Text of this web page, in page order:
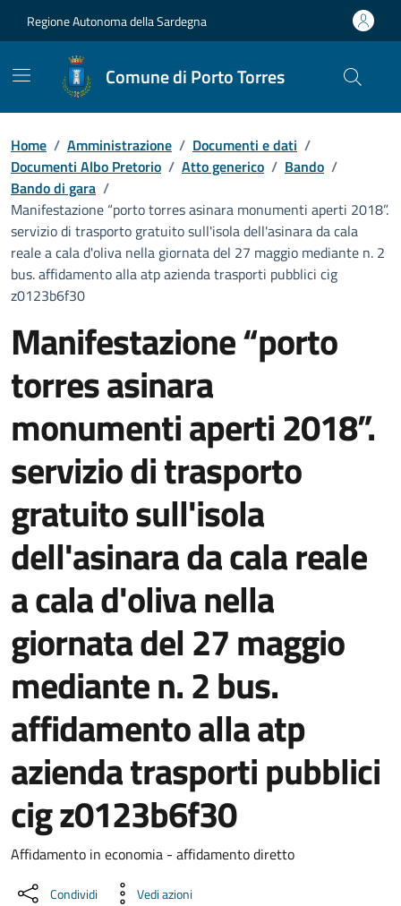
Regione Autonoma della Sardegna
Comune di Porto Torres
Home / Amministrazione / Documenti e dati /
Documenti Albo Pretorio / Atto generico / Bando /
Bando di gara /
Manifestazione “porto torres asinara monumenti aperti 2018”.
servizio di trasporto gratuito sull'isola dell'asinara da cala
reale a cala d'oliva nella giornata del 27 maggio mediante n. 2
bus. affidamento alla atp azienda trasporti pubblici cig
z0123b6f30
Manifestazione “porto
torres asinara
monumenti aperti 2018”.
servizio di trasporto
gratuito sull'isola
dell'asinara da cala reale
a cala d'oliva nella
giornata del 27 maggio
mediante n. 2 bus.
affidamento alla atp
azienda trasporti pubblici
cig z0123b6f30
Dettaglio del documento
Affidamento in economia - affidamento diretto
Condividi Vedi azioni